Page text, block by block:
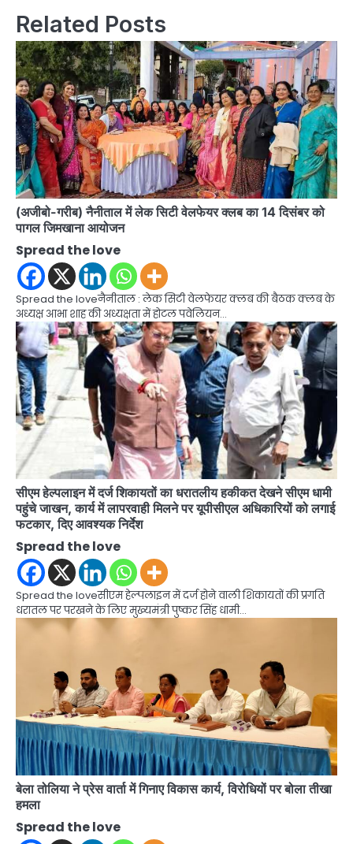
Related Posts
(अजीबो-गरीब) नैनीताल में लेक सिटी वेलफेयर क्लब का 14 दिसंबर को
पागल जिमखाना आयोजन
Spread the love
Spread the loveनैनीताल : लेक सिटी वेलफेयर क्लब की बैठक क्लब के
अध्यक्ष आभा शाह की अध्यक्षता में होटल पवेलियन…
सीएम हेल्पलाइन में दर्ज शिकायतों का धरातलीय हकीकत देखने सीएम धामी
पहुंचे जाखन, कार्य में लापरवाही मिलने पर यूपीसीएल अधिकारियों को लगाई
फटकार, दिए आवश्यक निर्देश
Spread the love
Spread the loveसीएम हेल्पलाइन में दर्ज होने वाली शिकायतों की प्रगति
धरातल पर परखने के लिए मुख्यमंत्री पुष्कर सिंह धामी…
बेला तोलिया ने प्रेस वार्ता में गिनाए विकास कार्य, विरोधियों पर बोला तीखा
हमला
Spread the love